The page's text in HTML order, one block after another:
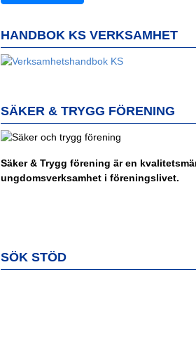
HANDBOK KS VERKSAMHET
SÄKER & TRYGG FÖRENING
Säker & Trygg förening är en
ungdomsverksamhet i föreningslivet.
SÖK STÖD